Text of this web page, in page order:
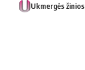
Ukmergės žinios